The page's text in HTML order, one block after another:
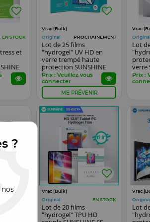
EN STOCK
et
Vrac (Bulk)
Original
PROCHAINEMENT
Lot de 25 films
"hydrogel" UV HD en
verre trempé haute
protection SUNSHINE
SS-075UT pour
smartphones
Prix : Veuillez vous
connecter
ME PRÉVENIR
Vrac
Original
Lot
verre
Prix :
effet
Vrac (Bulk)
Original
EN STOCK
Lot de 20 films
"hydrogel" TPU HD
Vrac
Original
Lot
?